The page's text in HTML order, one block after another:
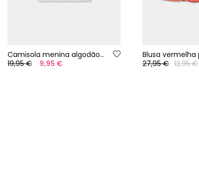
Camisola menina algodão branco com estampado
19,95 €
9,95 €
27,95 € 12,95 €